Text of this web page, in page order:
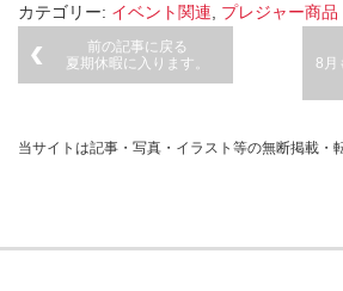
カテゴリー: イベント関連, プレジャー商品
前の記事に戻る
夏期休暇に入ります。
8月
当サイトは記事・写真・イラスト等の無断掲載・